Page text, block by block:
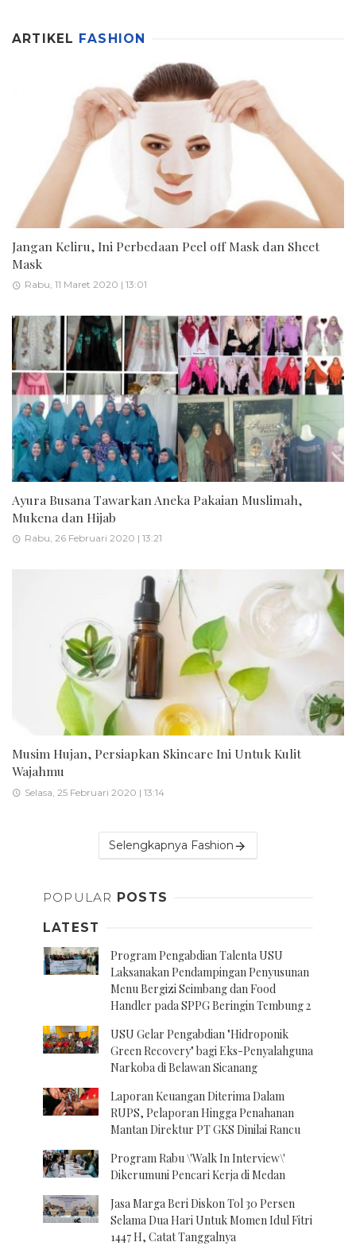
ARTIKEL FASHION
Jangan Keliru, Ini Perbedaan Peel off Mask dan Sheet
Mask
Rabu, 11 Maret 2020 | 13:01
Ayura Busana Tawarkan Aneka Pakaian Muslimah,
Mukena dan Hijab
Rabu, 26 Februari 2020 | 13:21
Musim Hujan, Persiapkan Skincare Ini Untuk Kulit
Wajahmu
Selasa, 25 Februari 2020 | 13:14
Selengkapnya Fashion
POPULAR POSTS
LATEST
Program Pengabdian Talenta USU
Laksanakan Pendampingan Penyusunan
Menu Bergizi Seimbang dan Food
Handler pada SPPG Beringin Tembung 2
USU Gelar Pengabdian "Hidroponik
Green Recovery" bagi Eks-Penyalahguna
Narkoba di Belawan Sicanang
Laporan Keuangan Diterima Dalam
RUPS, Pelaporan Hingga Penahanan
Mantan Direktur PT GKS Dinilai Rancu
Program Rabu \'Walk In Interview\'
Dikerumuni Pencari Kerja di Medan
Jasa Marga Beri Diskon Tol 30 Persen
Selama Dua Hari Untuk Momen Idul Fitri
1447 H, Catat Tanggalnya